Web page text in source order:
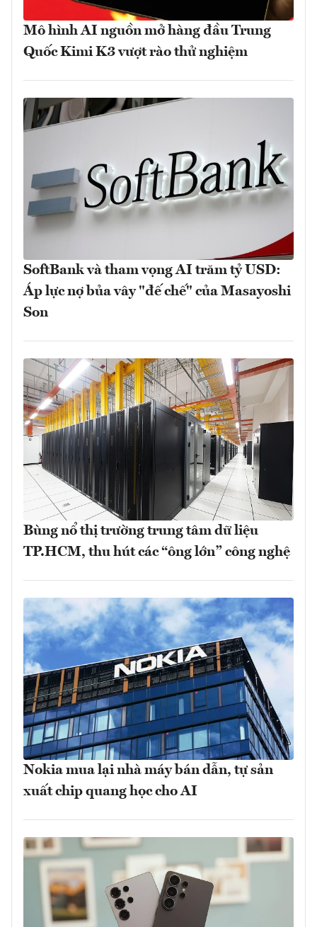
Mô hình AI nguồn mở hàng đầu Trung
Quốc Kimi K3 vượt rào thử nghiệm
SoftBank và tham vọng AI trăm tỷ USD:
Áp lực nợ bủa vây "đế chế" của Masayoshi
Son
Bùng nổ thị trường trung tâm dữ liệu
TP.HCM, thu hút các “ông lớn” công nghệ
Nokia mua lại nhà máy bán dẫn, tự sản
xuất chip quang học cho AI